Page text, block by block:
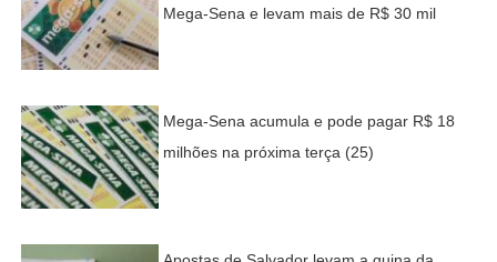
Mega-Sena e levam mais de R$ 30 mil
Mega-Sena acumula e pode pagar R$ 18
milhões na próxima terça (25)